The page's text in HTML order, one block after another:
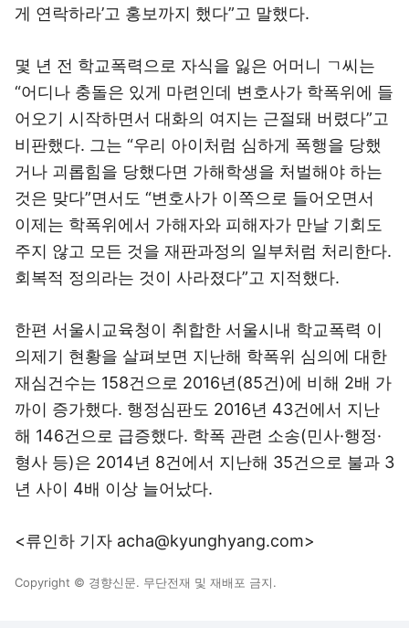
게 연락하라’고 홍보까지 했다”고 말했다.
몇 년 전 학교폭력으로 자식을 잃은 어머니 ㄱ씨는
“어디나 충돌은 있게 마련인데 변호사가 학폭위에 들
어오기 시작하면서 대화의 여지는 근절돼 버렸다”고
비판했다. 그는 “우리 아이처럼 심하게 폭행을 당했
거나 괴롭힘을 당했다면 가해학생을 처벌해야 하는
것은 맞다”면서도 “변호사가 이쪽으로 들어오면서
이제는 학폭위에서 가해자와 피해자가 만날 기회도
주지 않고 모든 것을 재판과정의 일부처럼 처리한다.
회복적 정의라는 것이 사라졌다”고 지적했다.
한편 서울시교육청이 취합한 서울시내 학교폭력 이
의제기 현황을 살펴보면 지난해 학폭위 심의에 대한
재심건수는 158건으로 2016년(85건)에 비해 2배 가
까이 증가했다. 행정심판도 2016년 43건에서 지난
해 146건으로 급증했다. 학폭 관련 소송(민사·행정·
형사 등)은 2014년 8건에서 지난해 35건으로 불과 3
년 사이 4배 이상 늘어났다.
<류인하 기자 acha@kyunghyang.com>
Copyright © 경향신문. 무단전재 및 재배포 금지.